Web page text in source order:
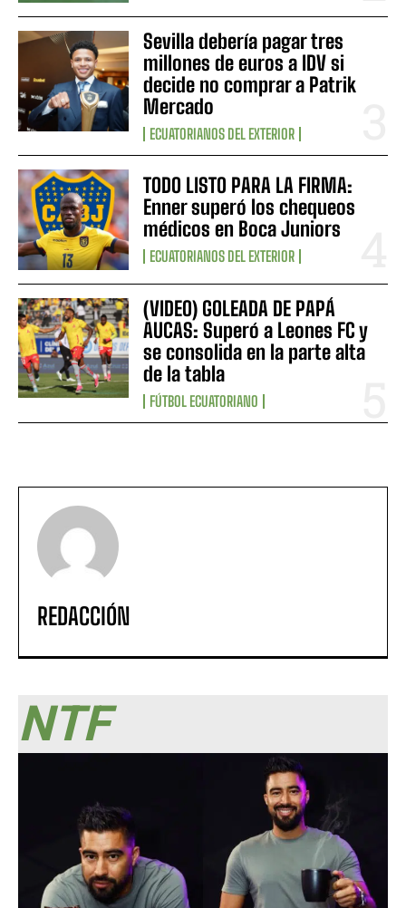
Sevilla debería pagar tres
millones de euros a IDV si
decide no comprar a Patrik
Mercado
ECUATORIANOS DEL EXTERIOR
TODO LISTO PARA LA FIRMA:
Enner superó los chequeos
médicos en Boca Juniors
ECUATORIANOS DEL EXTERIOR
(VIDEO) GOLEADA DE PAPÁ
AUCAS: Superó a Leones FC y
se consolida en la parte alta
de la tabla
FÚTBOL ECUATORIANO
REDACCIÓN
NTF